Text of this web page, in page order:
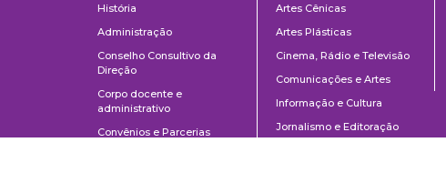
História
Administração
Conselho Consultivo da
Direção
Corpo docente e
administrativo
Convênios e Parcerias
Artes Cênicas
Artes Plásticas
Cinema, Rádio e Televisão
Comunicações e Artes
Informação e Cultura
Jornalismo e Editoração